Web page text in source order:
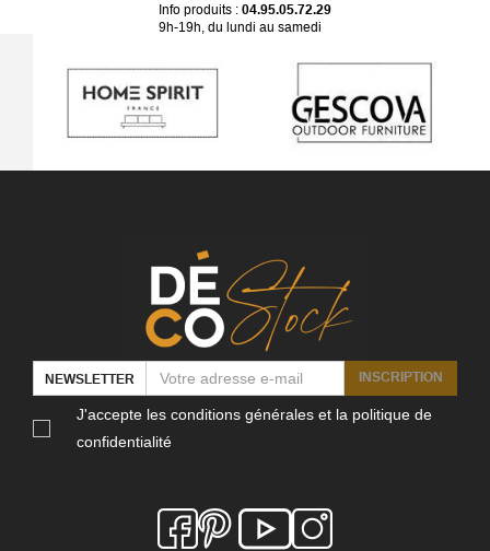
Info produits : 04.95.05.72.29
9h-19h, du lundi au samedi
NEWSLETTER INSCRIPTION
J'accepte les conditions générales et la politique de
confidentialité